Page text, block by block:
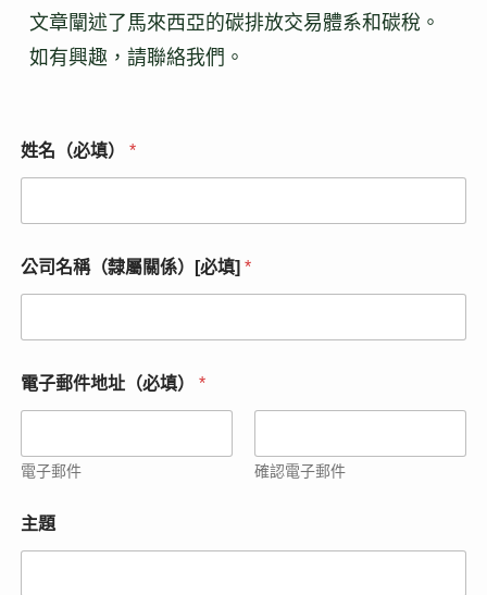
文章闡述了馬來西亞的碳排放交易體系和碳稅。
如有興趣，請聯絡我們。
姓名（必填） *
公司名稱（隸屬關係）[必填] *
電子郵件地址（必填） *
電子郵件 確認電子郵件
子
郵
主題